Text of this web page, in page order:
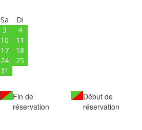
Sa
Di
3
4
10
11
17
18
24
25
31
Fin de
réservation
Début de
réservation